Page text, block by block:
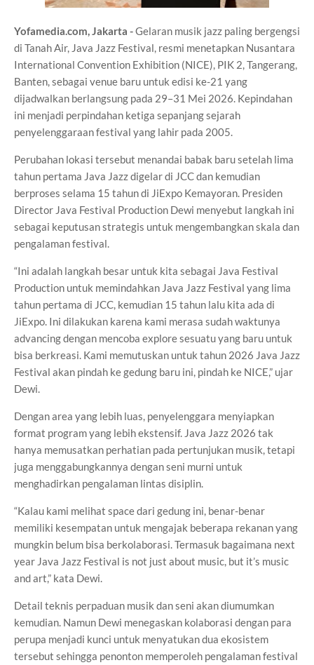
Yofamedia.com, Jakarta -Gelaran musik jazz paling bergengsi
di Tanah Air, Java Jazz Festival, resmi menetapkan Nusantara
International Convention Exhibition (NICE), PIK 2, Tangerang,
Banten, sebagai venue baru untuk edisi ke-21 yang
dijadwalkan berlangsung pada 29–31 Mei 2026. Kepindahan
ini menjadi perpindahan ketiga sepanjang sejarah
penyelenggaraan festival yang lahir pada 2005.
Perubahan lokasi tersebut menandai babak baru setelah lima
tahun pertama Java Jazz digelar di JCC dan kemudian
berproses selama 15 tahun di JiExpo Kemayoran. Presiden
Director Java Festival Production Dewi menyebut langkah ini
sebagai keputusan strategis untuk mengembangkan skala dan
pengalaman festival.
“Ini adalah langkah besar untuk kita sebagai Java Festival
Production untuk memindahkan Java Jazz Festival yang lima
tahun pertama di JCC, kemudian 15 tahun lalu kita ada di
JiExpo. Ini dilakukan karena kami merasa sudah waktunya
advancing dengan mencoba explore sesuatu yang baru untuk
bisa berkreasi. Kami memutuskan untuk tahun 2026 Java Jazz
Festival akan pindah ke gedung baru ini, pindah ke NICE,” ujar
Dewi.
Dengan area yang lebih luas, penyelenggara menyiapkan
format program yang lebih ekstensif. Java Jazz 2026 tak
hanya memusatkan perhatian pada pertunjukan musik, tetapi
juga menggabungkannya dengan seni murni untuk
menghadirkan pengalaman lintas disiplin.
“Kalau kami melihat space dari gedung ini, benar-benar
memiliki kesempatan untuk mengajak beberapa rekanan yang
mungkin belum bisa berkolaborasi. Termasuk bagaimana next
year Java Jazz Festival is not just about music, but it’s music
and art,” kata Dewi.
Detail teknis perpaduan musik dan seni akan diumumkan
kemudian. Namun Dewi menegaskan kolaborasi dengan para
perupa menjadi kunci untuk menyatukan dua ekosistem
tersebut sehingga penonton memperoleh pengalaman festival